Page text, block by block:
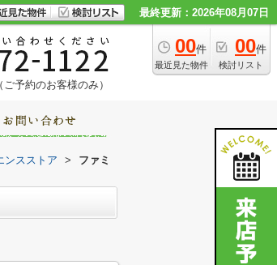
最終更新：2026年08月07日
00件
最近見た物件
00件
検討リスト
予約のお客様のみ）
ンスストア >
ファミ